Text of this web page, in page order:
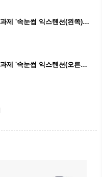
메이크업 자격증 실기 과제 '속눈썹 익스텐션(왼쪽)' 완벽 정리!
메이크업 자격증 실기 과제 '속눈썹 익스텐션(오른쪽)' 완벽 정리!